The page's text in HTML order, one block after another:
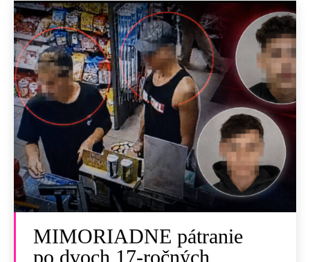
MIMORIADNE pátranie
po dvoch 17-ročných